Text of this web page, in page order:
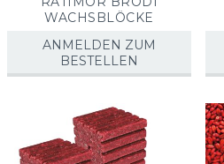
WACHSBLÖCKE
ANMELDEN ZUM
BESTELLEN